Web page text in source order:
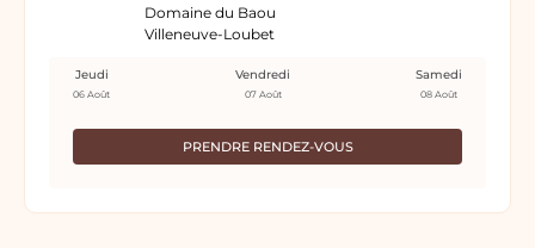
Domaine du Baou
Villeneuve-Loubet
PRENDRE RENDEZ-VOUS
Jeudi
06 Août
Vendredi
07 Août
Samedi
08 Août